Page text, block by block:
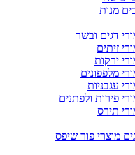
מנות
דגים ובשר
זיתים
ירקות
מלפפונים
עגבניות
פירות ולפתנים
תירס
מוצרי פור שיפס